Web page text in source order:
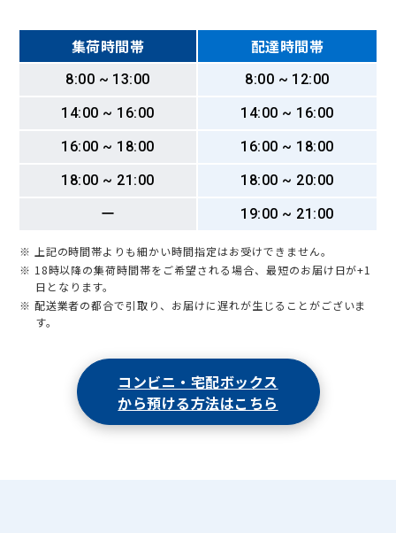
集荷時間帯 配達時間帯
8:00 ~ 13:00
8:00 ~ 12:00
14:00 ~ 16:00
14:00 ~ 16:00
16:00 ~ 18:00
16:00 ~ 18:00
18:00 ~ 21:00
18:00 ~ 20:00
ー
19:00 ~ 21:00
※ 上記の時間帯よりも細かい時間指定はお受けできません。
※ 18時以降の集荷時間帯をご希望される場合、最短のお届け日が+1
日となります。
※ 配送業者の都合で引取り、お届けに遅れが生じることがございま
す。
コンビニ・宅配ボックス
から預ける方法はこちら